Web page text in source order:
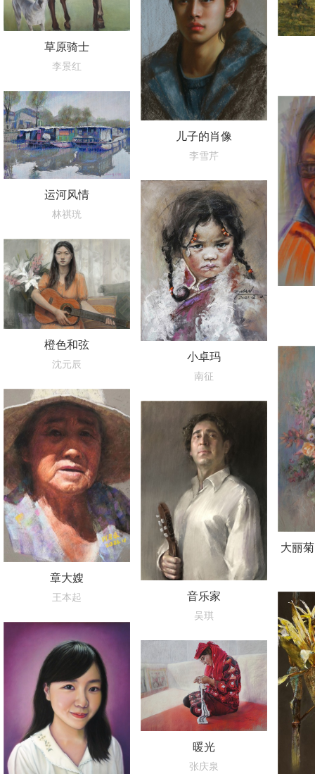
草原骑士
李景红
儿子的肖像
李雪芹
运河风情
林祺珖
小卓玛
南征
橙色和弦
沈元辰
大丽
章大嫂
王本起 音乐家
吴琪
暖光
张庆泉